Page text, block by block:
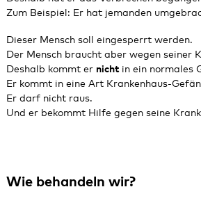
Zum Beispiel: Er hat jemanden
Dieser Mensch soll eingesperrt werden.
Der Mensch braucht aber wegen seiner
Deshalb kommt er nicht in ein normales
Er kommt in eine Art
Er darf nicht raus.
Und er bekommt Hilfe gegen seine
Wie behandeln wir?